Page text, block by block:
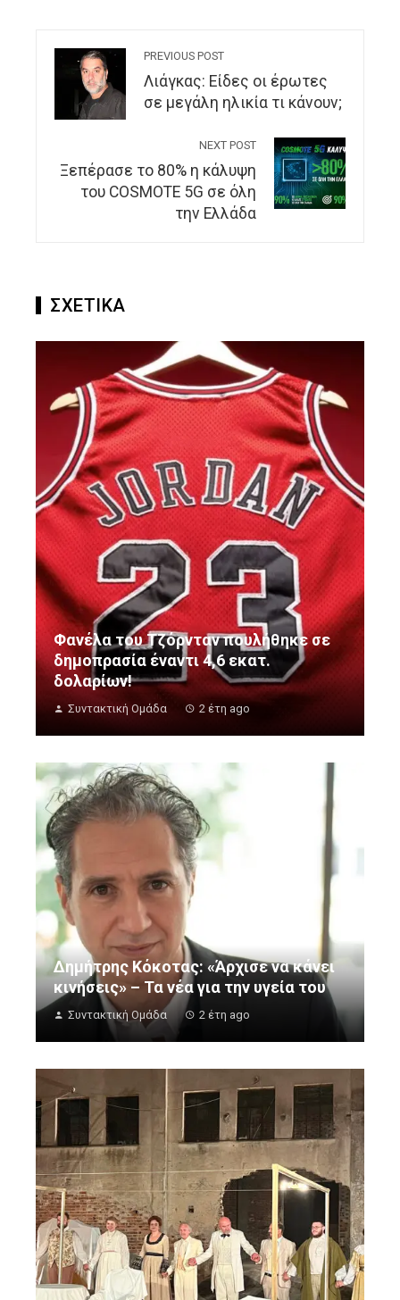
PREVIOUS POST
Λιάγκας: Είδες οι έρωτες
σε μεγάλη ηλικία τι κάνουν;
NEXT POST
Ξεπέρασε το 80% η κάλυψη
του COSMOTE 5G σε όλη
την Ελλάδα
ΣΧΕΤΙΚΑ
Φανέλα του Τζόρνταν πουλήθηκε σε
δημοπρασία έναντι 4,6 εκατ.
δολαρίων!
Συντακτική Ομάδα 2 έτη ago
Δημήτρης Κόκοτας: «Άρχισε να κάνει
κινήσεις» – Τα νέα για την υγεία του
Συντακτική Ομάδα 2 έτη ago